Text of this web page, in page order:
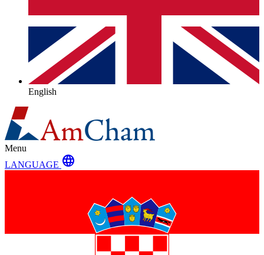
English
Menu
LANGUAGE language